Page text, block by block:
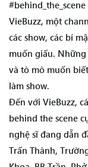
#behind_the_scene
VieBuzz, một
các show, các bí
muốn giấu.
và tò mò muốn
làm show.
Đến với VieBuzz,
behind the scene
nghệ sĩ đang dẫn
Trấn Thành,